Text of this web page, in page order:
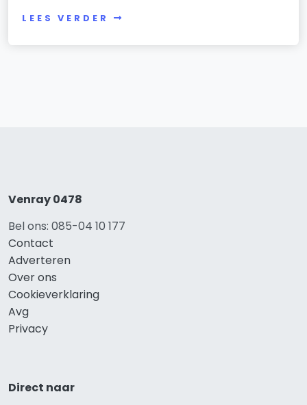
LEES VERDER
Venray 0478
Bel ons: 085-04 10 177
Contact
Adverteren
Over ons
Cookieverklaring
Avg
Privacy
Direct naar